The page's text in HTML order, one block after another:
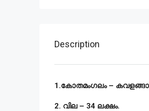
Description
1.കോതമംഗലം –
2. വില – 34 ലക്ഷം.